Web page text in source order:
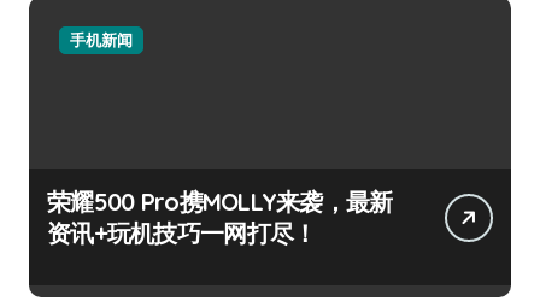
手机新闻
荣耀500 Pro携MOLLY来袭，最新
资讯+玩机技巧一网打尽！